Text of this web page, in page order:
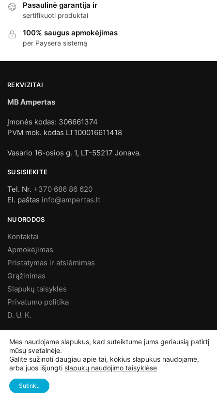
Pasaulinė garantija ir
sertifikuoti produktai
100% saugus apmokėjimas
per Paysera sistemą
REKVIZITAI
MB Ampertas
Įmonės kodas: 306661374
PVM mok. kodas LT100016611418
Vasario 16-osios g. 1, LT-55217 Jonava.
SUSISIEKITE
Tel. Nr. +370 686 86 620
El. paštas info@ampertas.lt
NUORODOS
Kontaktai
Apmokėjimas
Pristatymas ir atsiėmimas
Grąžinimas
Slapukų taisykles
Privatumo politika
D. U. K.
©Ampertas.lt2025, Visos teisės saugomos
Mes naudojame slapukus, kad suteiktume jums geriausią patirtį
mūsų svetainėje.
Galite sužinoti daugiau apie tai, kokius slapukus naudojame,
arba juos išjungti slapukų naudojimo taisyklėse
Sutinku